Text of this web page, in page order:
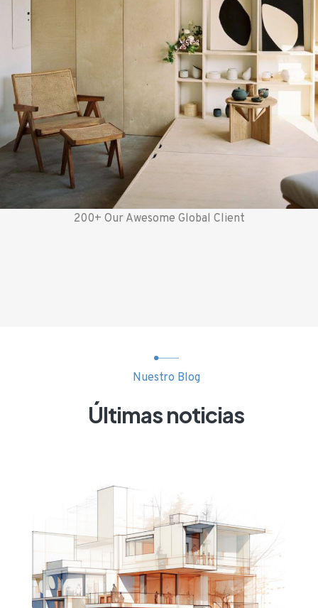
200+ Our Awesome Global Client
Nuestro Blog
Últimas noticias